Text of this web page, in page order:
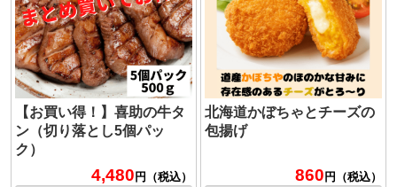
【お買い得！】喜助の牛タ
ン（切り落とし5個パッ
ク）
4,480円（税込）
北海道かぼちゃとチーズの
包揚げ
860円（税込）